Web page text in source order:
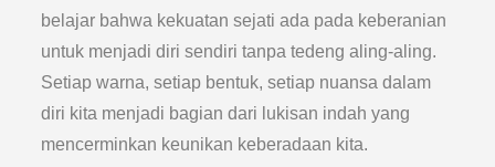
belajar bahwa kekuatan sejati ada pada keberanian
untuk menjadi diri sendiri tanpa tedeng aling-aling.
Setiap warna, setiap bentuk, setiap nuansa dalam
diri kita menjadi bagian dari lukisan indah yang
mencerminkan keunikan keberadaan kita.